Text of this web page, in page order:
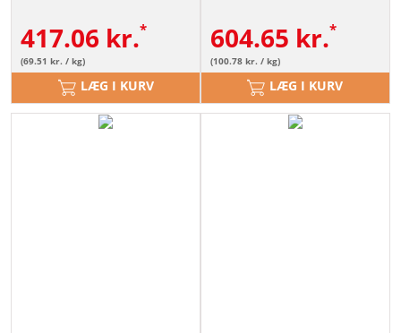
417.06 kr.
(69.51 kr. / kg)
LÆG I KURV
604.65 kr.
(100.78 kr. / kg)
LÆG I KURV